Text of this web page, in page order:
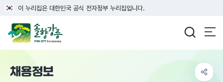
이 누리집은 대한민국 공식 전자정부 누리집입니다.
채용정보